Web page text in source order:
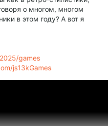
о многом, многом
в этом году? А вот я
games
js13kGames